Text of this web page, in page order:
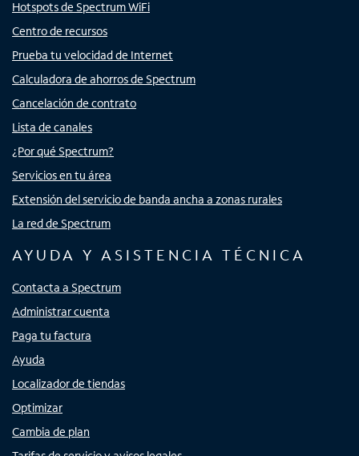
Hotspots de Spectrum WiFi
Centro de recursos
Prueba tu velocidad de Internet
Calculadora de ahorros de Spectrum
Cancelación de contrato
Lista de canales
¿Por qué Spectrum?
Servicios en tu área
Extensión del servicio de banda ancha a zonas rurales
La red de Spectrum
AYUDA Y ASISTENCIA TÉCNICA
Contacta a Spectrum
Administrar cuenta
Paga tu factura
Ayuda
Localizador de tiendas
Optimizar
Cambia de plan